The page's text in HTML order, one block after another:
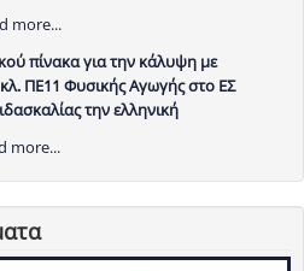
more...
πίνακα για την κάλυψη με
ΠΕ11 Φυσικής Αγωγής στο ΕΣ
την ελληνική
more...